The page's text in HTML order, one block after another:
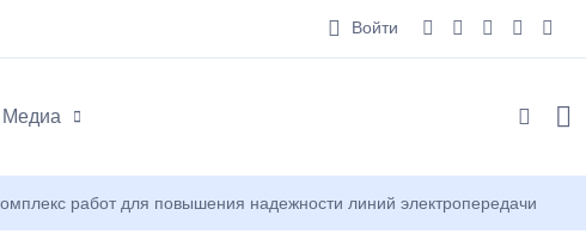
Войти
Медиа
работ для повышения надежности линий электропередачи